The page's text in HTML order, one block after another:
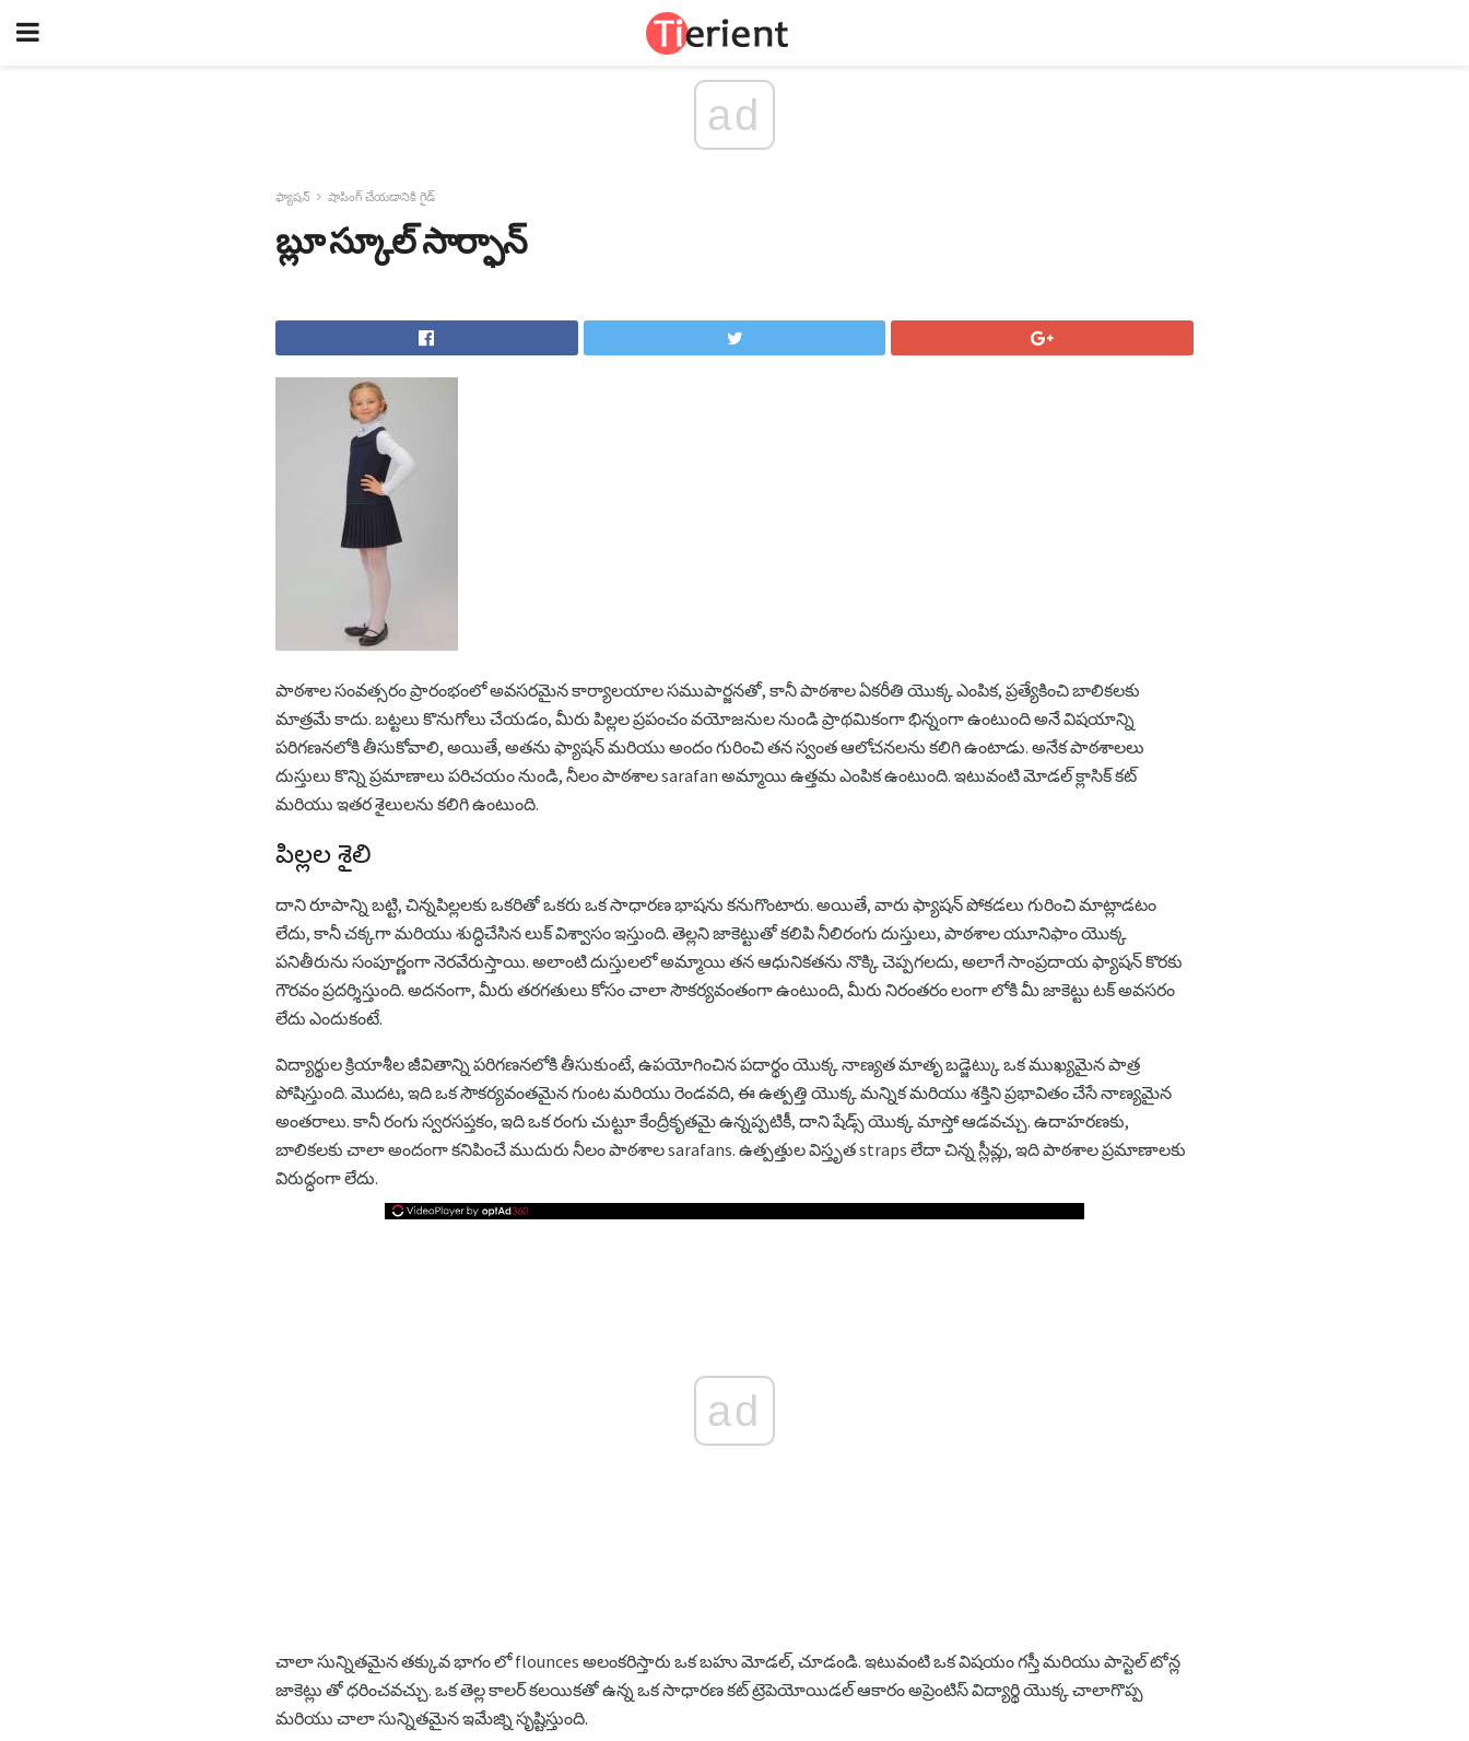
ad
ఫ్యాషన్ షాపింగ్ చేయడానికి గైడ్
బ్లూ స్కూల్ సార్ఫాన్
పాఠశాల సంవత్సరం ప్రారంభంలో అవసరమైన కార్యాలయాల సముపార్జనతో, కానీ పాఠశాల ఏకరీతి యొక్క ఎంపిక, ప్రత్యేకించి బాలికలకు
మాత్రమే కాదు. బట్టలు కొనుగోలు చేయడం, మీరు పిల్లల ప్రపంచం వయోజనుల నుండి ప్రాథమికంగా భిన్నంగా ఉంటుంది అనే విషయాన్ని
పరిగణనలోకి తీసుకోవాలి, అయితే, అతను ఫ్యాషన్ మరియు అందం గురించి తన స్వంత ఆలోచనలను కలిగి ఉంటాడు. అనేక పాఠశాలలు
దుస్తులు కొన్ని ప్రమాణాలు పరిచయం నుండి, నీలం పాఠశాల sarafan అమ్మాయి ఉత్తమ ఎంపిక ఉంటుంది. ఇటువంటి మోడల్ క్లాసిక్ కట్
మరియు ఇతర శైలులను కలిగి ఉంటుంది.
పిల్లల శైలి
దాని రూపాన్ని బట్టి, చిన్నపిల్లలకు ఒకరితో ఒకరు ఒక సాధారణ భాషను కనుగొంటారు. అయితే, వారు ఫ్యాషన్ పోకడలు గురించి మాట్లాడటం
లేదు, కానీ చక్కగా మరియు శుద్ధిచేసిన లుక్ విశ్వాసం ఇస్తుంది. తెల్లని జాకెట్టుతో కలిపి నీలిరంగు దుస్తులు, పాఠశాల యూనిఫాం యొక్క
పనితీరును సంపూర్ణంగా నెరవేరుస్తాయి. అలాంటి దుస్తులలో అమ్మాయి తన ఆధునికతను నొక్కి చెప్పగలదు, అలాగే సాంప్రదాయ ఫ్యాషన్ కొరకు
గౌరవం ప్రదర్శిస్తుంది. అదనంగా, మీరు తరగతులు కోసం చాలా సౌకర్యవంతంగా ఉంటుంది, మీరు నిరంతరం లంగా లోకి మీ జాకెట్టు టక్ అవసరం
లేదు ఎందుకంటే.
విద్యార్థుల క్రియాశీల జీవితాన్ని పరిగణనలోకి తీసుకుంటే, ఉపయోగించిన పదార్థం యొక్క నాణ్యత మాతృ బడ్జెట్కు ఒక ముఖ్యమైన పాత్ర
పోషిస్తుంది. మొదట, ఇది ఒక సౌకర్యవంతమైన గుంట మరియు రెండవది, ఈ ఉత్పత్తి యొక్క మన్నిక మరియు శక్తిని ప్రభావితం చేసే నాణ్యమైన
అంతరాలు. కానీ రంగు స్వరసప్తకం, ఇది ఒక రంగు చుట్టూ కేంద్రీకృతమై ఉన్నప్పటికీ, దాని షేడ్స్ యొక్క మాస్తో ఆడవచ్చు. ఉదాహరణకు,
బాలికలకు చాలా అందంగా కనిపించే ముదురు నీలం పాఠశాల sarafans. ఉత్పత్తుల విస్తృత straps లేదా చిన్న స్లీవ్లు, ఇది పాఠశాల ప్రమాణాలకు
విరుద్ధంగా లేదు.
ad
చాలా సున్నితమైన తక్కువ భాగం లో flounces అలంకరిస్తారు ఒక బహు మోడల్, చూడండి. ఇటువంటి ఒక విషయం గస్తీ మరియు పాస్టెల్ టోన్ల
జాకెట్లు తో ధరించవచ్చు. ఒక తెల్ల కాలర్ కలయికతో ఉన్న ఒక సాధారణ కట్ ట్రెపెయోయిడల్ ఆకారం అప్రెంటిస్ విద్యార్థి యొక్క చాలాగొప్ప
మరియు చాలా సున్నితమైన ఇమేజ్ని సృష్టిస్తుంది.